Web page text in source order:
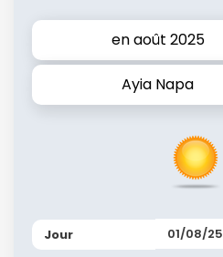
en août 2025
Ayia Napa
Jour 01/08/25